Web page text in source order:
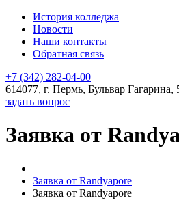
История колледжа
Новости
Наши контакты
Обратная связь
+7 (342) 282-04-00
614077, г. Пермь, Бульвар Гагарина,
задать вопрос
Заявка от
Заявка от Randyapore
Заявка от Randyapore